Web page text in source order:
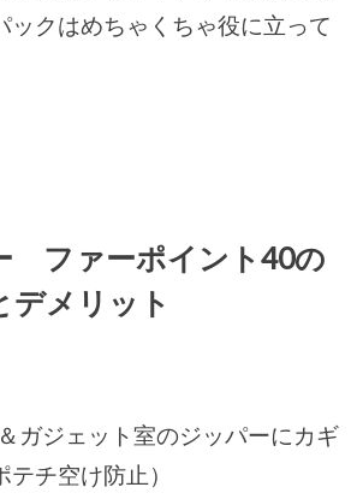
ックはめちゃくちゃ役に立って
ファーポイント40の
デメリット
ガジェット室のジッパーにカギ
チ空け防止）